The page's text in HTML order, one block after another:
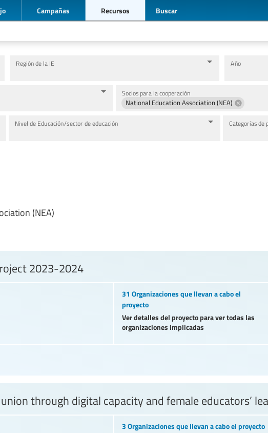
Campañas Recursos Buscar
Región de la IE Año
Socios para la cooperación
National Education Association (NEA)
Nivel de Educación/sector de educación Categorías de
(NEA)
2023-2024
31 Organizaciones que llevan a cabo el
proyecto
Ver detalles del proyecto para ver todas las
organizaciones implicadas
through digital capacity and female educators’
3 Organizaciones que llevan a cabo el proyecto